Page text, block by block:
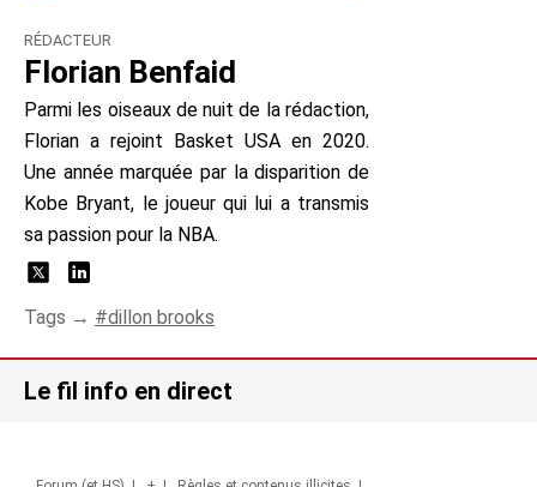
RÉDACTEUR
Florian Benfaid
Parmi les oiseaux de nuit de la rédaction,
Florian a rejoint Basket USA en 2020.
Une année marquée par la disparition de
Kobe Bryant, le joueur qui lui a transmis
sa passion pour la NBA.
Tags → dillon brooks
Le fil info en direct